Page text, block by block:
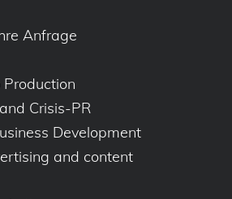
Anfrage
Crisis-PR
Development
and content